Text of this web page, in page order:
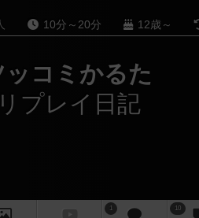
10分～20分 12歳～
ッコミかるた
プレイ日記
1 10